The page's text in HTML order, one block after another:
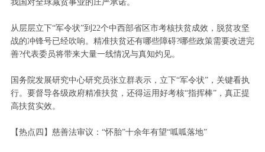
我国对全球减贫事业的庄严承诺。
从层层立下“军令状”到22个中西部省区市考核扶贫成效，脱贫攻坚
战的冲锋号已经吹响。精准扶贫还有哪些障碍?哪些政策需要改进完
善?代表委员将带来大量一线情况与真知灼见。
国务院发展研究中心研究员张立群表示，立下“军令状”，关键看执
行。要督导各级政府精准扶贫，还得运用好考核“指挥棒”，真正提
高扶贫实效。
【热点四】慈善法审议：“怀胎”十余年有望“呱呱落地”